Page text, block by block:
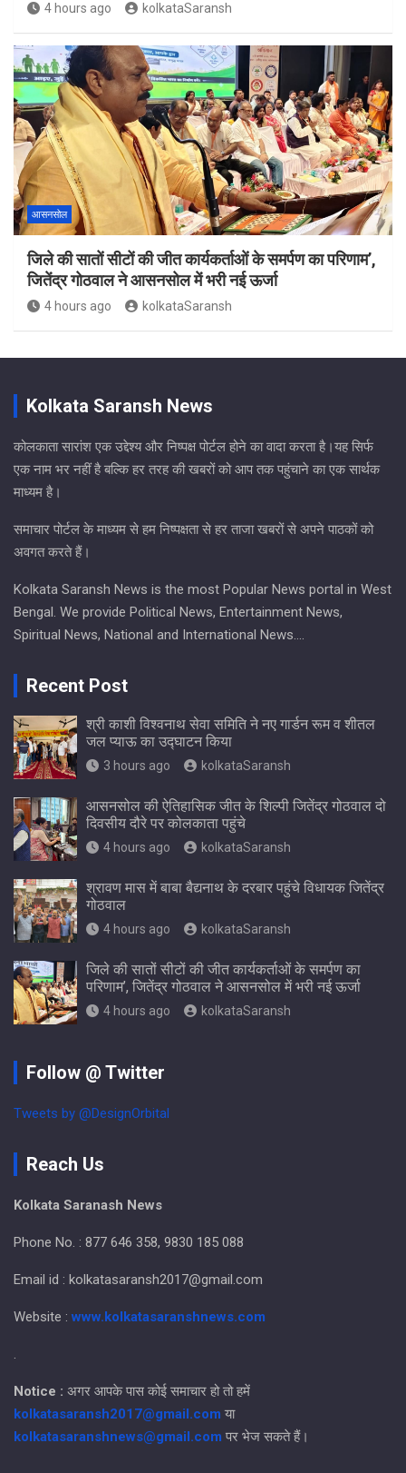
4 hours ago kolkataSaransh
आसनसोल
जिले की सातों सीटों की जीत कार्यकर्ताओं के समर्पण का परिणाम’,
जितेंद्र गोठवाल ने आसनसोल में भरी नई ऊर्जा
4 hours ago kolkataSaransh
Kolkata Saransh News
कोलकाता सारांश एक उद्देश्य और निष्पक्ष पोर्टल होने का वादा करता है।यह सिर्फ
एक नाम भर नहीं है बल्कि हर तरह की खबरों को आप तक पहुंचाने का एक सार्थक
माध्यम है।
समाचार पोर्टल के माध्यम से हम निष्पक्षता से हर ताजा खबरों से अपने पाठकों को
अवगत करते हैं।
Kolkata Saransh News is the most Popular News portal in West
Bengal. We provide Political News, Entertainment News,
Spiritual News, National and International News….
Recent Post
श्री काशी विश्वनाथ सेवा समिति ने नए गार्डन रूम व शीतल
जल प्याऊ का उद्घाटन किया
3 hours ago kolkataSaransh
आसनसोल की ऐतिहासिक जीत के शिल्पी जितेंद्र गोठवाल दो
दिवसीय दौरे पर कोलकाता पहुंचे
4 hours ago kolkataSaransh
श्रावण मास में बाबा बैद्यनाथ के दरबार पहुंचे विधायक जितेंद्र
गोठवाल
4 hours ago kolkataSaransh
जिले की सातों सीटों की जीत कार्यकर्ताओं के समर्पण का
परिणाम’, जितेंद्र गोठवाल ने आसनसोल में भरी नई ऊर्जा
4 hours ago kolkataSaransh
Follow @ Twitter
Tweets by @DesignOrbital
Reach Us
Kolkata Saranash News
Phone No. : 877 646 358, 9830 185 088
Email id : kolkatasaransh2017@gmail.com
Website : www.kolkatasaranshnews.com
.
Notice : अगर आपके पास कोई समाचार हो तो हमें
kolkatasaransh2017@gmail.com या
kolkatasaranshnews@gmail.com पर भेज सकते हैं।